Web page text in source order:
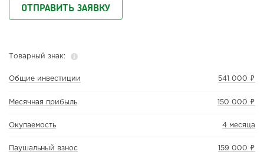
ОТПРАВИТЬ ЗАЯВКУ
Товарный знак:
Общие инвестиции 541 000 ₽
Месячная прибыль 150 000 ₽
Окупаемость 4 месяца
Паушальный взнос 159 000 ₽